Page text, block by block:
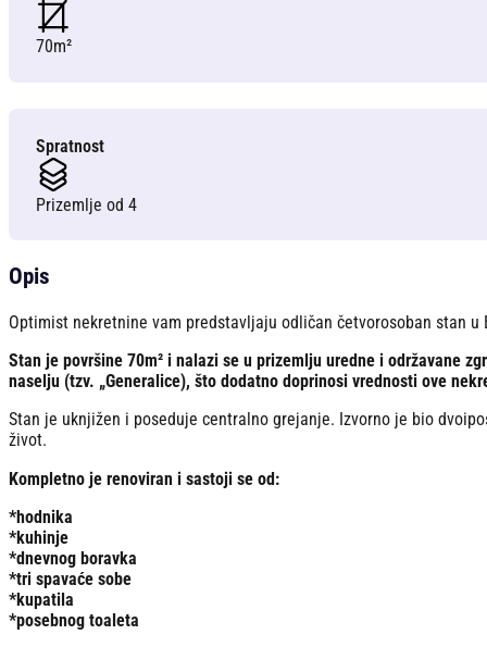
70m²
Spratnost
Prizemlje od 4
Opis
Optimist nekretnine vam predstavljaju odličan četvorosoban stan u
Stan je površine 70m² i nalazi se u prizemlju uredne i održavane
naselju (tzv. „Generalice), što dodatno doprinosi vrednosti ove
Stan je uknjižen i poseduje centralno grejanje. Izvorno je bio
život.
Kompletno je renoviran i sastoji se od:
*hodnika
*kuhinje
*dnevnog boravka
*tri spavaće sobe
*kupatila
*posebnog toaleta